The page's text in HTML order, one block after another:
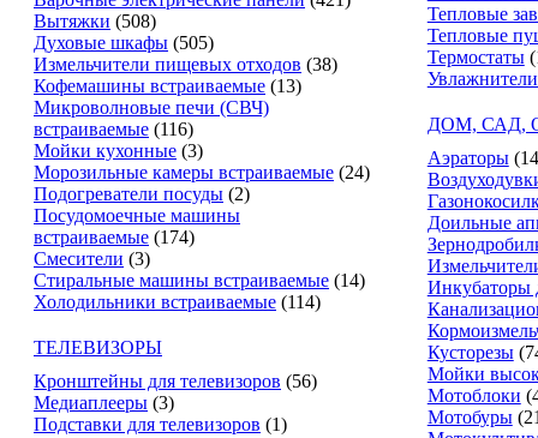
Вытяжки (508)
Духовые шкафы (505)
Измельчители пищевых отходов (38)
Кофемашины встраиваемые (13)
Микроволновые печи (СВЧ)
встраиваемые (116)
Мойки кухонные (3)
Морозильные камеры встраиваемые (24)
Подогреватели посуды (2)
Посудомоечные машины
встраиваемые (174)
Смесители (3)
Стиральные машины встраиваемые (14)
Холодильники встраиваемые (114)
ТЕЛЕВИЗОРЫ
Кронштейны для телевизоров (56)
Медиаплееры (3)
Подставки для телевизоров (1)
Тепловые
Тепловые
Термостаты
ДОМ, САД,
Аэраторы
Доильные
Инкубаторы
Кусторезы
Мойки
Мотоблоки
Мотобуры